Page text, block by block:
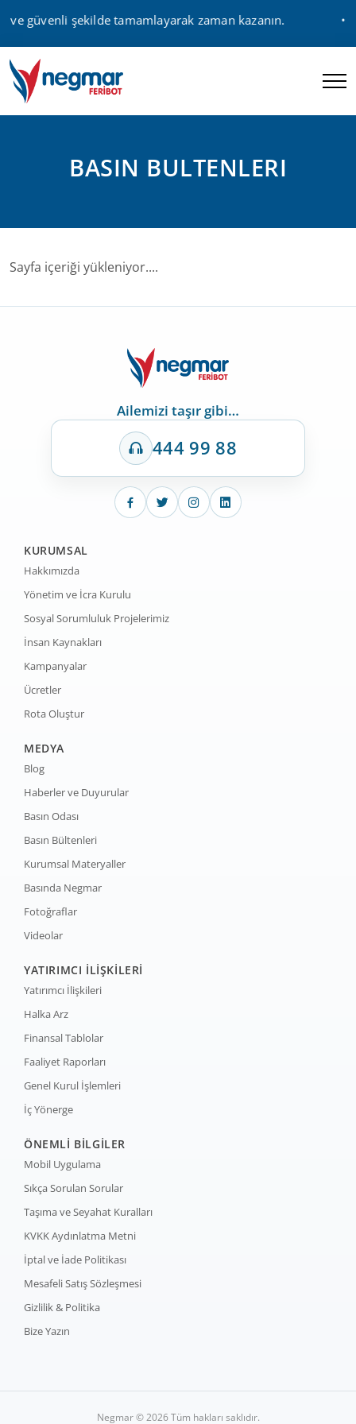
güvenli şekilde tamamlayarak zaman kazanın.
BASIN BULTENLERI
Sayfa içeriği yükleniyor....
Ailemizi taşır gibi…
444 99 88
KURUMSAL
Hakkımızda
Yönetim ve İcra Kurulu
Sosyal Sorumluluk Projelerimiz
İnsan Kaynakları
Kampanyalar
Ücretler
Rota Oluştur
MEDYA
Blog
Haberler ve Duyurular
Basın Odası
Basın Bültenleri
Kurumsal Materyaller
Basında Negmar
Fotoğraflar
Videolar
YATIRIMCI İLİŞKİLERİ
Yatırımcı İlişkileri
Halka Arz
Finansal Tablolar
Faaliyet Raporları
Genel Kurul İşlemleri
İç Yönerge
ÖNEMLİ BİLGİLER
Mobil Uygulama
Sıkça Sorulan Sorular
Taşıma ve Seyahat Kuralları
KVKK Aydınlatma Metni
İptal ve İade Politikası
Mesafeli Satış Sözleşmesi
Gizlilik & Politika
Bize Yazın
Negmar © 2026 Tüm hakları saklıdır.